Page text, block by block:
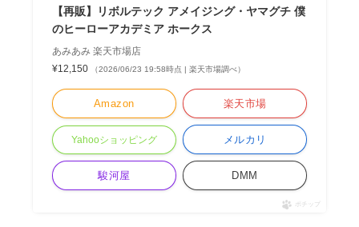
【再販】リボルテック アメイジング・ヤマグチ 僕
のヒーローアカデミア ホークス
あみあみ 楽天市場店
¥12,150
（2026/06/23 19:58時点 | 楽天市場調べ）
Amazon 楽天市場
Yahooショッピング メルカリ
駿河屋 DMM
ポチップ